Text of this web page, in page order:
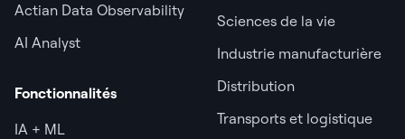
Actian Data Observability
AI Analyst
Fonctionnalités
IA + ML
Sciences de la vie
Industrie manufacturière
Distribution
Transports et logistique